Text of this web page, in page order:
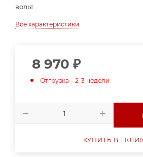
вольт
Все характеристики
8 970 ₽
Отгрузка – 2-3 недели
КУПИТЬ В 1